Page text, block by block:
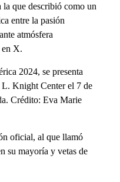
la que describió como un
entre la pasión
atmósfera
en X.
2024, se presenta
L. Knight Center el 7 de
Crédito: Eva Marie
oficial, al que llamó
su mayoría y vetas de